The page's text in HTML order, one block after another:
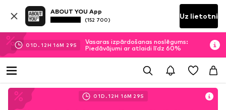
ABOUT YOU App
(152 700) Uz lietotni
01D. 12H 16M 27S
Vasaras izpārdošanas noslēgums:
Piedāvājumi ar atlaidi līdz 60%
01D.12H 16M 27S